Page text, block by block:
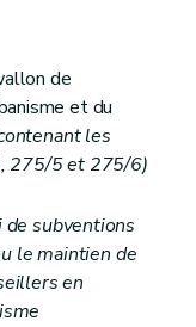
de
et du
les
275/5 et 275/6)
subventions
le maintien de
en